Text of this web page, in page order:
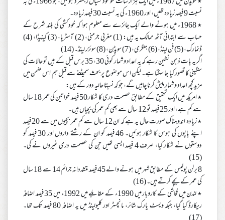
نسبت 9 فیصد زیادہ تھیں، اور 1960ء کی بہ نسبت 30 فیصد زیادہ۔
٭ 1968ء میں ہونے والے ایک جائزے سے معلوم ہوا کہ خودکشی کی بلند شرح کے
حساب سے ابتدائی آٹھ ممالک یہ ہیں: (1) مغربی جرمنی، (2) آسٹریا، (3) کینیڈا، (4)
ڈنمارک، (5) فن لینڈ، (6) ہنگری، (7) سویڈن، (8) سوئزر لینڈ۔ (14)
اگر یہ بات ذہن نشین رہے کہ یہ اعداد و شمار کوئی 30، 35 برس قبل کے ہیں تو حالات کی
سنگینی کا تصور کیا جا سکتا ہے۔ لیکن اس موضوع پر بحث سمیٹنے سے قبل ہم اس ضمن میں
مزید کچھ اعداد و شمار پیش کرنا چاہیں گے، جو کہ نسبتا حالیہ دور کے ہیں:
٭ امریکہ میں ایک تحقیق کے مطابق عصمت دری کا شکار 50 فیصد خواتین کی عمر 18 سال
سے کم ہے، اور 25 فیصد تو 12 سال سے بھی کم عمر کی بچیاں ہیں۔
٭ زیادہ اندوہناک صورت حال یہ ہے کہ ان 12 سال سے کم عمر بچیوں میں سے 20 فیصد
اپنے باپوں کی ہوس کا شکار ہوئیں۔ 46 فیصد کو ان کے رشتے داروں اور 30 فیصد کو
دوستوں نے شکار کیا، صرف 4 فیصد ایسی تھیں جن کی عصمت دری غیروں نے کی۔
(15)
8 برلن پولیس کے مطابق شہر میں ہونے والے 45 فیصد متشددانہ جرائم 14 سے 18 سال
کی عمر کے بچے کرتے ہیں۔ (16)
٭ لندن میں فحاشی کے کاروبار میں 1990ء کے مقابلے میں 1992ء میں 35 فیصد اضافہ
ریکارڈ کیا گیا، جبکہ ویسٹ یارک شائر، مانچسٹر اور کلیولینڈ میں یہ اضافہ 80 فیصد تک تھا۔